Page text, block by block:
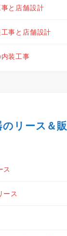
と店舗設計
事と店舗設計
装工事
のリース＆販
ス
ース